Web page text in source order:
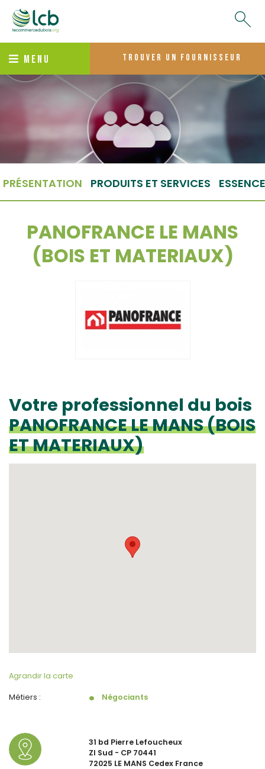
MENU trouver un fournisseur
PRÉSENTATION PRODUITS ET SERVICES
PANOFRANCE LE MANS
(BOIS ET MATERIAUX)
Votre professionnel du bois
PANOFRANCE LE MANS (BOIS
ET MATERIAUX)
Agrandir la carte
Métiers : Négociants
31 bd Pierre Lefoucheux
ZI Sud - CP 70441
72025 LE MANS Cedex France